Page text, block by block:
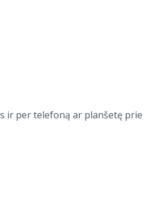
ir per telefoną ar planšetę prie